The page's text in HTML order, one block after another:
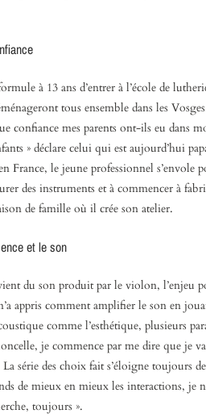
à 13 ans d’entrer à l’école de
tous ensemble dans les
confiance mes parents ont-ils eu dans
» déclare celui qui est aujourd’hui
France, le jeune professionnel s’envole
des instruments et à commencer à
de famille où il crée son atelier.
et le son
du son produit par le violon, l’enjeu
appris comment amplifier le son en
comme l’esthétique, plusieurs
je commence par me dire que je
série des choix fait s’éloigne toujours
de mieux en mieux les interactions, je
toujours ».